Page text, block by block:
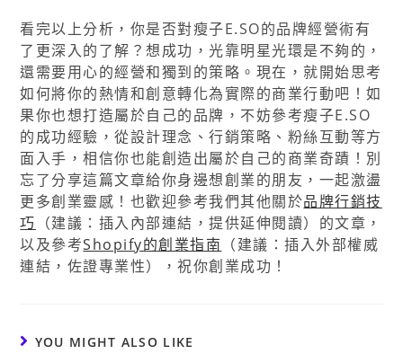
看完以上分析，你是否對瘦子E.SO的品牌經營術有
了更深入的了解？想成功，光靠明星光環是不夠的，
還需要用心的經營和獨到的策略。現在，就開始思考
如何將你的熱情和創意轉化為實際的商業行動吧！如
果你也想打造屬於自己的品牌，不妨參考瘦子E.SO
的成功經驗，從設計理念、行銷策略、粉絲互動等方
面入手，相信你也能創造出屬於自己的商業奇蹟！別
忘了分享這篇文章給你身邊想創業的朋友，一起激盪
更多創業靈感！也歡迎參考我們其他關於品牌行銷技
巧 （建議：插入內部連結，提供延伸閱讀）的文章，
以及參考Shopify的創業指南 （建議：插入外部權威
連結，佐證專業性），祝你創業成功！
YOU MIGHT ALSO LIKE